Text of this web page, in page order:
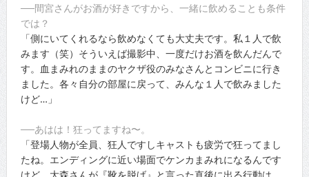
──間宮さんがお酒が好きですから、一緒に飲めることも条件
では？
「側にいてくれるなら飲めなくても大丈夫です。私１人で飲
みます（笑）そういえば撮影中、一度だけお酒を飲んだんで
す。血まみれのままのヤクザ役のみなさんとコンビニに行き
ました。各々自分の部屋に戻って、みんな１人で飲みました
けど…」
──あはは！狂ってますね〜。
「登場人物が全員、狂人ですしキャストも疲労で狂ってまし
たね。エンディングに近い場面でケンカまみれになるんです